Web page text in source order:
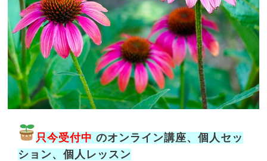
只今受付中 のオンライン講座、個人セッ
ション、個人レッスン